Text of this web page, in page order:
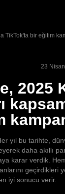
TikTok'ta bir eğitim
23
2025
yıl bu tarihte,
daha akıllı
karar verdik.
geçirdikleri
iyi sonucu verir.